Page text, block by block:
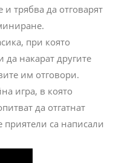
и трябва да отговарят
при която
да накарат другите
им отговори.
игра, в която
да отгатнат
приятели са написали